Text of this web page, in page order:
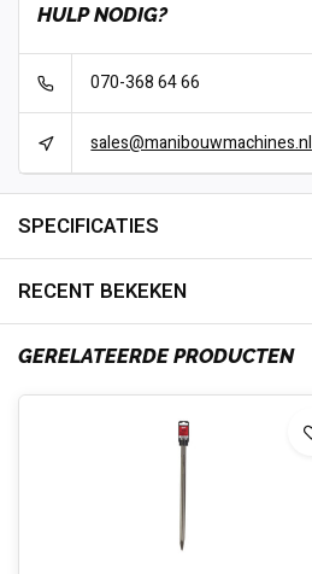
HULP NODIG?
070-368 64 66
sales@manibouwmachines.nl
SPECIFICATIES
RECENT BEKEKEN
GERELATEERDE PRODUCTEN